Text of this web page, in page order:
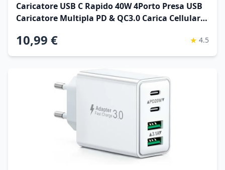
Caricatore USB C Rapido 40W 4Porto Presa USB
Caricatore Multipla PD & QC3.0 Carica Cellulare,
S22 S23 S24 iPhone 15 16 14, Spinotto Muro
Adattatore Global Recycled Standard
10,99 € ★ 4.5